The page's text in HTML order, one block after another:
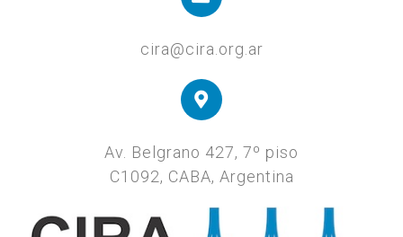
cira@cira.org.ar
Av. Belgrano 427, 7º piso
C1092, CABA, Argentina